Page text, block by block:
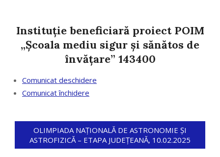
Instituție beneficiară proiect POIM
„Școala mediu sigur și sănătos de
învățare” 143400
Comunicat deschidere
Comunicat închidere
OLIMPIADA NAȚIONALĂ DE ASTRONOMIE ȘI
ASTROFIZICĂ – ETAPA JUDEȚEANĂ, 10.02.2025